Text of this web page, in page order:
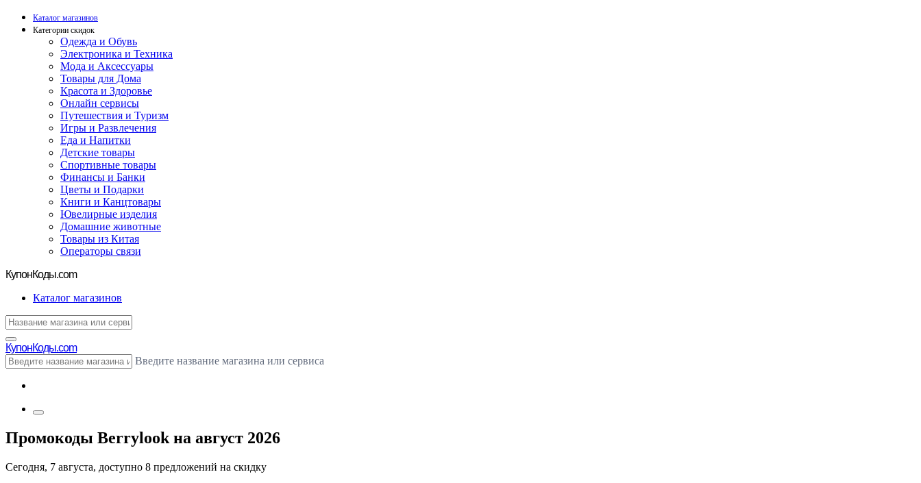
Каталог магазинов
Категории скидок
Одежда и Обувь
Электроника и Техника
Мода и Аксессуары
Товары для Дома
Красота и Здоровье
Онлайн сервисы
Путешествия и Туризм
Игры и Развлечения
Еда и Напитки
Детские товары
Спортивные товары
Финансы и Банки
Цветы и Подарки
Книги и Канцтовары
Ювелирные изделия
Домашние животные
Товары из Китая
Операторы связи
КупонКоды.com
Каталог магазинов
КупонКоды.com
Введите название магазина или сервиса
Промокоды Berrylook на август 2026
Сегодня, 7 августа, доступно 8 предложений на скидку